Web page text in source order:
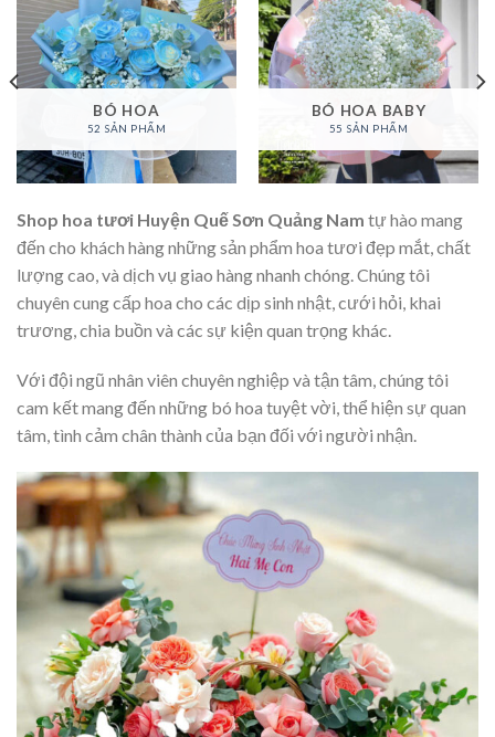
BÓ HOA
52 SẢN PHẨM
BÓ HOA BABY
55 SẢN PHẨM
Shop hoa tươi Huyện Quế Sơn Quảng Nam tự hào mang
đến cho khách hàng những sản phẩm hoa tươi đẹp mắt, chất
lượng cao, và dịch vụ giao hàng nhanh chóng. Chúng tôi
chuyên cung cấp hoa cho các dịp sinh nhật, cưới hỏi, khai
trương, chia buồn và các sự kiện quan trọng khác.
Với đội ngũ nhân viên chuyên nghiệp và tận tâm, chúng tôi
cam kết mang đến những bó hoa tuyệt vời, thể hiện sự quan
tâm, tình cảm chân thành của bạn đối với người nhận.